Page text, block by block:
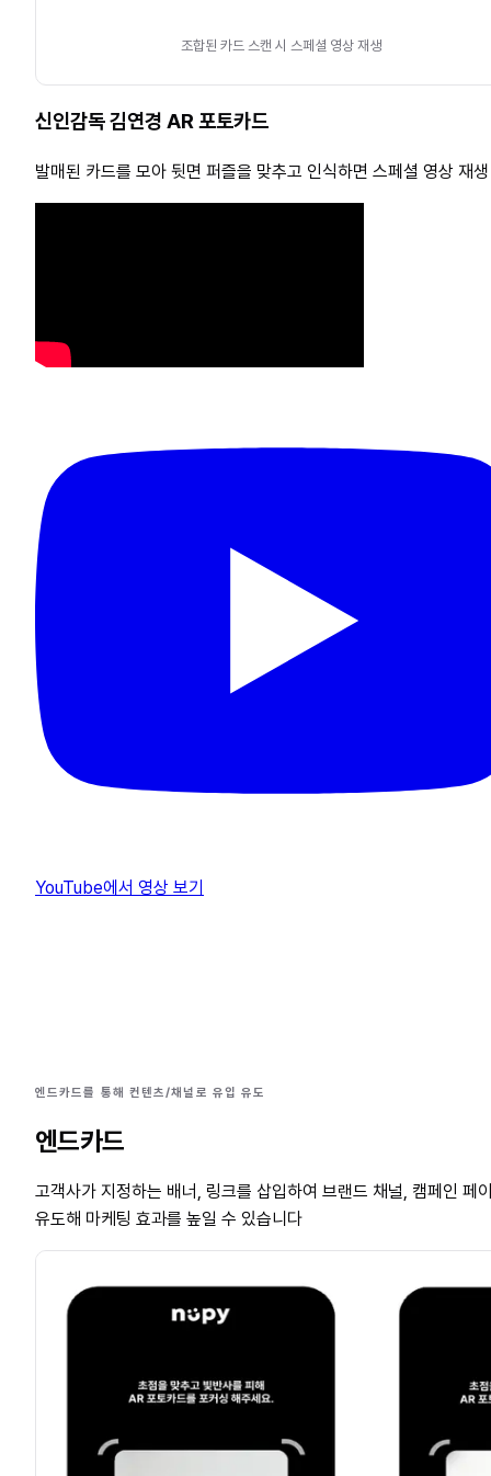
조합된 카드 스캔 시 스페셜 영상 재생
신인감독 김연경 AR 포토카드
발매된 카드를 모아 뒷면 퍼즐을 맞추고 인식하면 스페셜 영상 재생
YouTube에서 영상 보기
엔드카드를 통해 컨텐츠/채널로 유입 유도
엔드카드
고객사가 지정하는 배너, 링크를 삽입하여 브랜드 채널, 캠페인 페
유도해 마케팅 효과를 높일 수 있습니다